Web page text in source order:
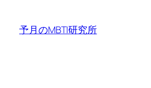
予月のMBTI研究所